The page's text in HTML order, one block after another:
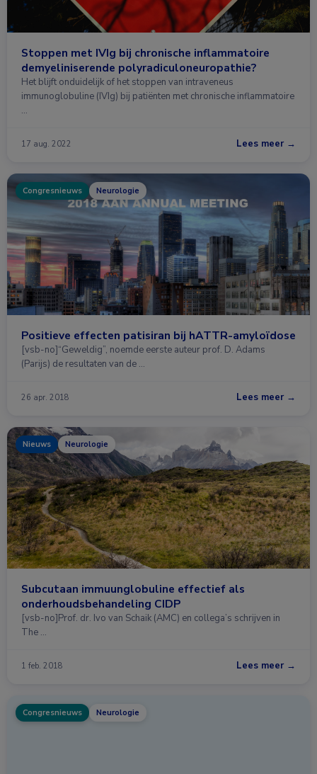
Stoppen met IVIg bij chronische inflammatoire
demyeliniserende polyradiculoneuropathie?
Het blijft onduidelijk of het stoppen van intraveneus
immunoglobuline (IVIg) bij patiënten met chronische inflammatoire
…
17 aug. 2022 Lees meer →
Congresnieuws Neurologie
Positieve effecten patisiran bij hATTR-amyloïdose
[vsb-no]“Geweldig”, noemde eerste auteur prof. D. Adams
(Parijs) de resultaten van de …
26 apr. 2018 Lees meer →
Nieuws Neurologie
Subcutaan immuunglobuline effectief als
onderhoudsbehandeling CIDP
[vsb-no]Prof. dr. Ivo van Schaik (AMC) en collega’s schrijven in
The …
1 feb. 2018 Lees meer →
Congresnieuws Neurologie